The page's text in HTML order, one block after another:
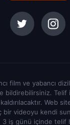
film ve yabancı
bildirebilirsiniz. Telif
Web
bir videoyu kendi
3 iş günü içinde